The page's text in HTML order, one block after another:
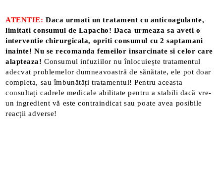
ATENTIE: Daca urmati un tratament cu anticoagulante,
limitati consumul de Lapacho! Daca urmeaza sa aveti o
interventie chirurgicala, opriti consumul cu 2 saptamani
inainte! Nu se recomanda femeilor insarcinate si celor care
alapteaza!Consumul infuziilor nu înlocuiește tratamentul
adecvat problemelor dumneavoastră de sănătate, ele pot doar
completa, sau îmbunătăți tratamentul! Pentru aceasta
consultați cadrele medicale abilitate pentru a stabili dacă vre-
un ingredient vă este contraindicat sau poate avea posibile
reacții adverse!